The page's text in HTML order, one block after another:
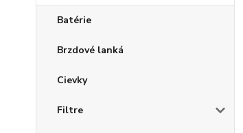
Batérie
Brzdové lanká
Cievky
Filtre